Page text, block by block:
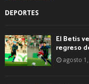
DEPORTES
El Betis
regreso
agosto